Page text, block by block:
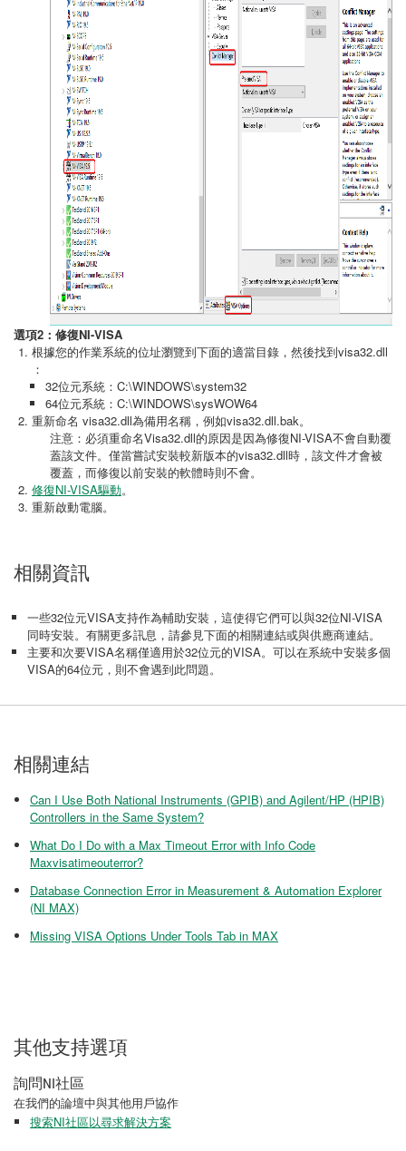
選項2：修復NI-VISA
根據您的作業系統的位址瀏覽到下面的適當目錄，然後找到visa32.dll
：
32位元系統：C:\WINDOWS\system32
64位元系統：C:\WINDOWS\sysWOW64
重新命名 visa32.dll為備用名稱，例如visa32.dll.bak。
注意：必須重命名Visa32.dll的原因是因為修復NI-VISA不會自動覆
蓋該文件。僅當嘗試安裝較新版本的visa32.dll時，該文件才會被
覆蓋，而修復以前安裝的軟體時則不會。
修復NI-VISA驅動。
重新啟動電腦。
相關資訊
一些32位元VISA支持作為輔助安裝，這使得它們可以與32位NI-VISA
同時安裝。有關更多訊息，請參見下面的相關連結或與供應商連結。
主要和次要VISA名稱僅適用於32位元的VISA。可以在系統中安裝多個
VISA的64位元，則不會遇到此問題。
相關連結
Can I Use Both National Instruments (GPIB) and Agilent/HP (HPIB)
Controllers in the Same System?
What Do I Do with a Max Timeout Error with Info Code
Maxvisatimeouterror?
Database Connection Error in Measurement & Automation Explorer
(NI MAX)
Missing VISA Options Under Tools Tab in MAX
其他支持選項
詢問NI社區
在我們的論壇中與其他用戶協作
搜索NI社區以尋求解決方案